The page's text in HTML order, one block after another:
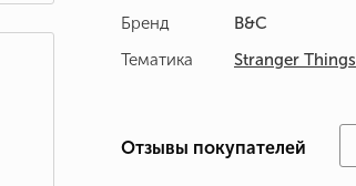
Бренд
B&C
Тематика
Stranger Things
Отзывы покупателей